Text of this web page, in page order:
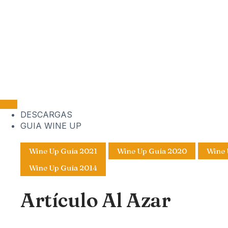
DESCARGAS
GUIA WINE UP
Wine Up Guía 2021 Wine Up Guía 2020 Wine
Wine Up Guía 2014
Artículo Al Azar